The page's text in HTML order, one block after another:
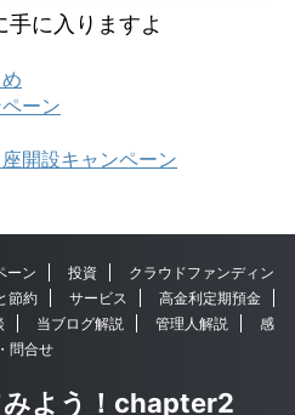
手に入りますよ
ーン
開設キャンペーン
ーン 投資
クラウドファンディン
節約 サービス
高金利定期預金
当ブログ解説 管理人解説
感
問合せ
みよう！chapter2